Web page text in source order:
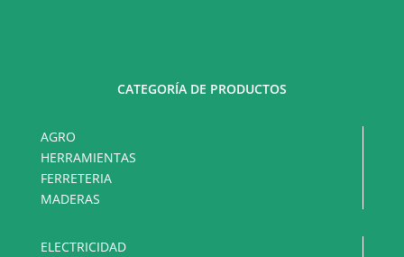
CATEGORÍA DE PRODUCTOS
AGRO
HERRAMIENTAS
FERRETERIA
MADERAS
ELECTRICIDAD